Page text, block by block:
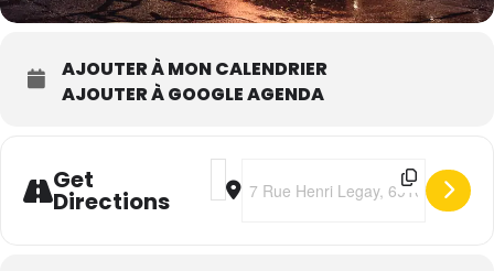
AJOUTER À MON CALENDRIER
AJOUTER À GOOGLE AGENDA
Get
Directions
Address - The Last Internationale
Destination Address - The Last